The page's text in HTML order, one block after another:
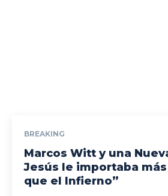
BREAKING
Marcos Witt y una
Jesús le importaba
que el Infierno”